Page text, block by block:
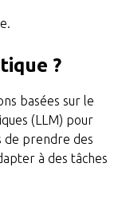
?
basées sur le
(LLM) pour
de prendre des
à des tâches